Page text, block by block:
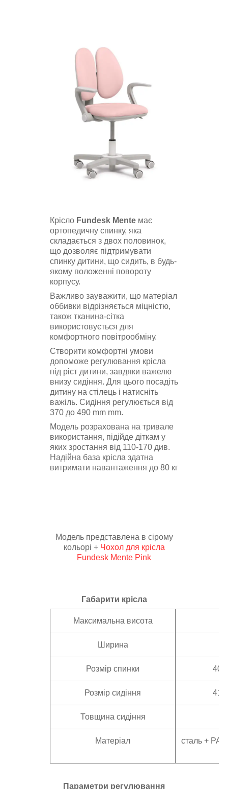
Крісло Fundesk Mente має
ортопедичну спинку, яка
складається з двох половинок,
що дозволяє підтримувати
спинку дитини, що сидить, в будь-
якому положенні повороту
корпусу.
Важливо зауважити, що матеріал
оббивки відрізняється міцністю,
також тканина-сітка
використовується для
комфортного повітрообміну.
Створити комфортні умови
допоможе регулювання крісла
під ріст дитини, завдяки важелю
внизу сидіння. Для цього посадіть
дитину на стілець і натисніть
важіль. Сидіння регулюється від
370 до 490 mm mm.
Модель розрахована на тривале
використання, підійде діткам у
яких зростання від 110-170 див.
Надійна база крісла здатна
витримати навантаження до 80 кг
Модель представлена в сірому
кольорі + Чохол для крісла
Fundesk Mente Pink
Габарити крісла
Максимальна висота
Ширина
Розмір спинки 400
Розмір сидіння 410
Товщина сидіння
Матеріал
сталь + PA
Параметри регулювання